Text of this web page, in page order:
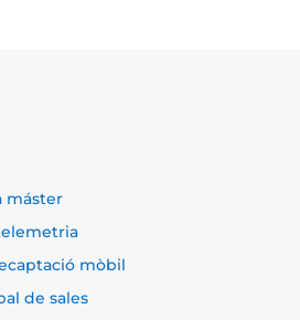
máster
mòbil
de sales